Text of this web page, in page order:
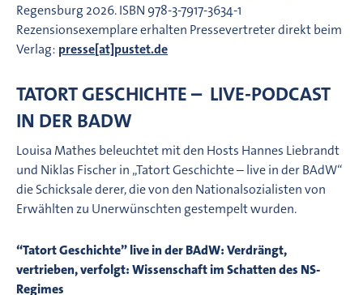
Regensburg 2026. ISBN 978-3-7917-3634-1
Rezensionsexemplare erhalten Pressevertreter direkt beim
Verlag: presse[at]pustet.de
TATORT GESCHICHTE – LIVE-PODCAST
IN DER BADW
Louisa Mathes beleuchtet mit den Hosts Hannes Liebrandt
und Niklas Fischer in „Tatort Geschichte – live in der BAdW“
die Schicksale derer, die von den Nationalsozialisten von
Erwählten zu Unerwünschten gestempelt wurden.
“Tatort Geschichte” live in der BAdW: Verdrängt,
vertrieben, verfolgt: Wissenschaft im Schatten des NS-
Regimes